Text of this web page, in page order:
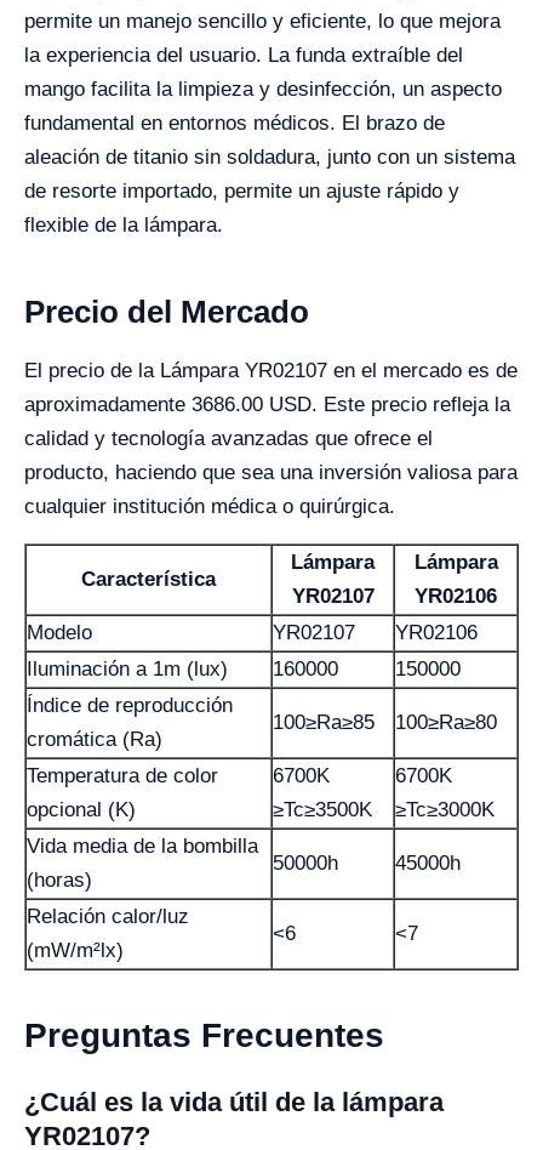
permite un manejo sencillo y eficiente, lo que mejora
la experiencia del usuario. La funda extraíble del
mango facilita la limpieza y desinfección, un aspecto
fundamental en entornos médicos. El brazo de
aleación de titanio sin soldadura, junto con un sistema
de resorte importado, permite un ajuste rápido y
flexible de la lámpara.
Precio del Mercado
El precio de la Lámpara YR02107 en el mercado es de
aproximadamente 3686.00 USD. Este precio refleja la
calidad y tecnología avanzadas que ofrece el
producto, haciendo que sea una inversión valiosa para
cualquier institución médica o quirúrgica.
Característica
Lámpara
YR02107
Lámpara
YR02106
Modelo
YR02107
YR02106
Iluminación a 1m (lux)
160000
150000
Índice de reproducción
cromática (Ra)
100≥Ra≥85 100≥Ra≥80
Temperatura de color
opcional (K)
6700K
≥Tc≥3500K
6700K
≥Tc≥3000K
Vida media de la bombilla
(horas)
50000h 45000h
Relación calor/luz
(mW/m²lx)
<6 <7
Preguntas Frecuentes
¿Cuál es la vida útil de la lámpara
YR02107?